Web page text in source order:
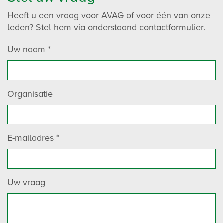
Heeft u een vraag voor AVAG of voor één van onze
leden? Stel hem via onderstaand contactformulier.
Uw naam *
Organisatie
E-mailadres *
Uw vraag